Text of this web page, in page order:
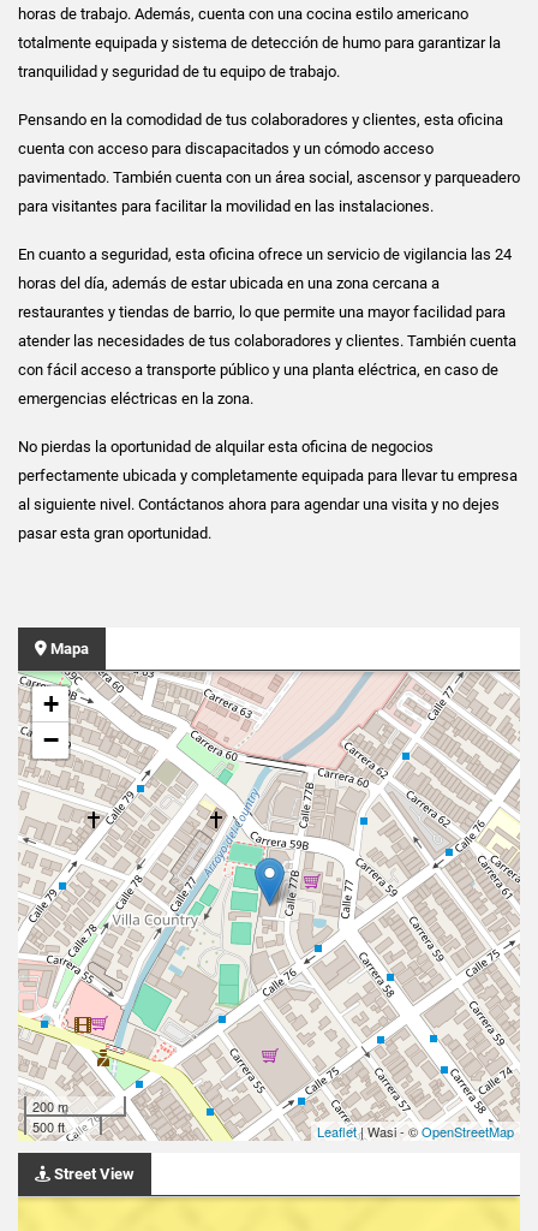
horas de trabajo. Además, cuenta con una cocina estilo americano
totalmente equipada y sistema de detección de humo para garantizar la
tranquilidad y seguridad de tu equipo de trabajo.
Pensando en la comodidad de tus colaboradores y clientes, esta oficina
cuenta con acceso para discapacitados y un cómodo acceso
pavimentado. También cuenta con un área social, ascensor y parqueadero
para visitantes para facilitar la movilidad en las instalaciones.
En cuanto a seguridad, esta oficina ofrece un servicio de vigilancia las 24
horas del día, además de estar ubicada en una zona cercana a
restaurantes y tiendas de barrio, lo que permite una mayor facilidad para
atender las necesidades de tus colaboradores y clientes. También cuenta
con fácil acceso a transporte público y una planta eléctrica, en caso de
emergencias eléctricas en la zona.
No pierdas la oportunidad de alquilar esta oficina de negocios
perfectamente ubicada y completamente equipada para llevar tu empresa
al siguiente nivel. Contáctanos ahora para agendar una visita y no dejes
pasar esta gran oportunidad.
Mapa
+
−
200 m
500 ft
Leaflet| Wasi - ©OpenStreetMap
Street View